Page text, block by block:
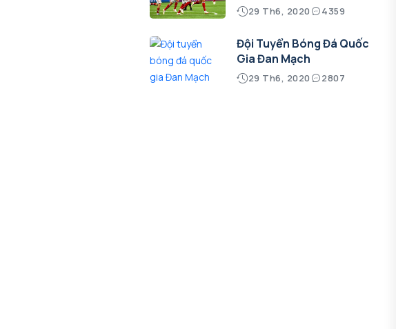
29 Th6, 2020 4359
Đội Tuyển Bóng Đá Quốc
Gia Đan Mạch
29 Th6, 2020 2807